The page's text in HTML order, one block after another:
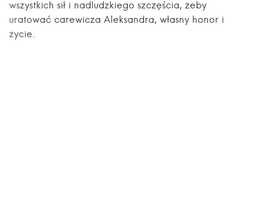
wszystkich sił i nadludzkiego szczęścia, żeby
uratować carewicza Aleksandra, własny honor i
życie.